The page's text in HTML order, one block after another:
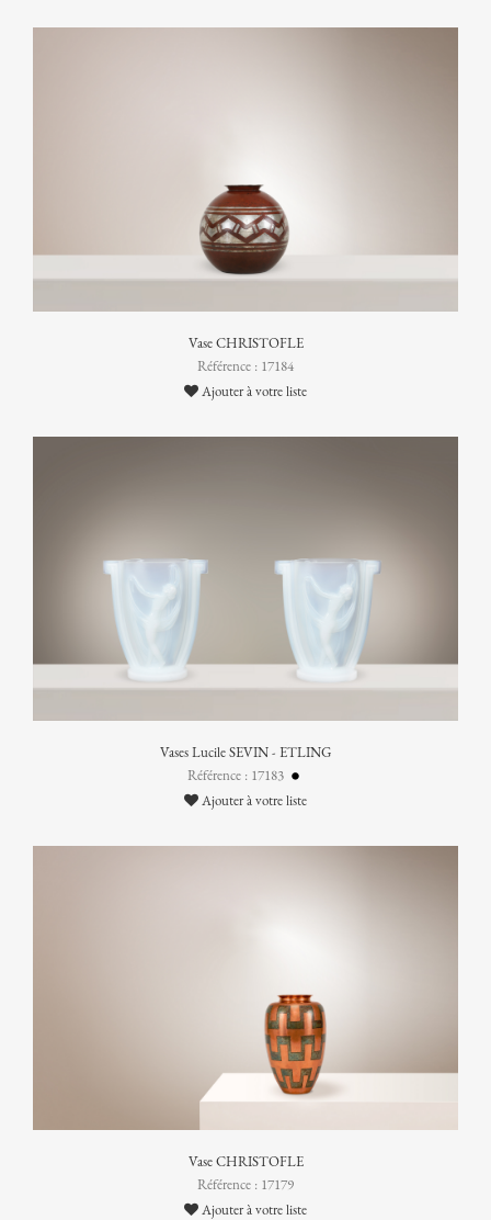
Vase CHRISTOFLE
Référence : 17184
Ajouter à votre liste
Vases Lucile SEVIN - ETLING
Référence : 17183
Ajouter à votre liste
Vase CHRISTOFLE
Référence : 17179
Ajouter à votre liste